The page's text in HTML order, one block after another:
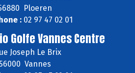
Ploeren
:02 97 47 02 01
Golfe Vannes Centre
Joseph Le Brix
Vannes